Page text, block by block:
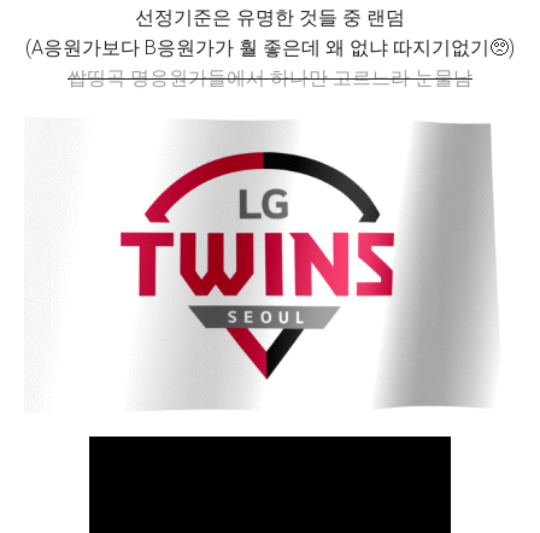
선정기준은 유명한 것들 중 랜덤
(A응원가보다 B응원가가 훨 좋은데 왜 없냐 따지기없기🥺)
쌉띵곡 명응원가들에서 하나만 고르느라 눈물남